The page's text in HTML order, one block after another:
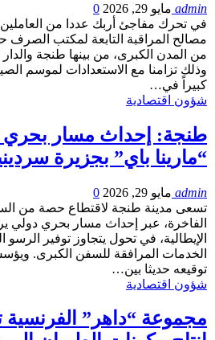
admin مايو 29, 2026
0
في تحرك مفاجئ أربك عددا من
مصالح المراقبة التابعة لمكتب الصرف
من المدن الكبرى، من بينها طنجة
وذلك تزامنا مع الاستعدادات لموسم
كبيراً في…
شؤون اقتصادية
طنجة: إحداث مسار بحري
“مارينا باي” بجزيرة
admin مايو 29, 2026
0
تسعى مدينة طنجة لاقتطاع حصة من
الفاخرة، عبر إحداث مسار بحري دولي
الإيطالية، في تحول يتجاوز توفير
الخدمات المرافقة للسفن الكبرى.
توقيعه حديثا بين…
شؤون اقتصادية
مجموعة “داهر”